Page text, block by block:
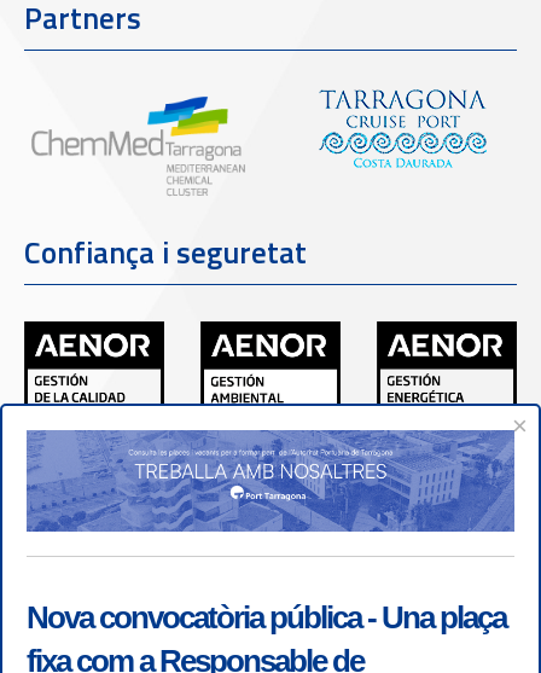
Partners
Confiança i seguretat
×
Nova convocatòria pública - Una plaça
fixa com a Responsable de